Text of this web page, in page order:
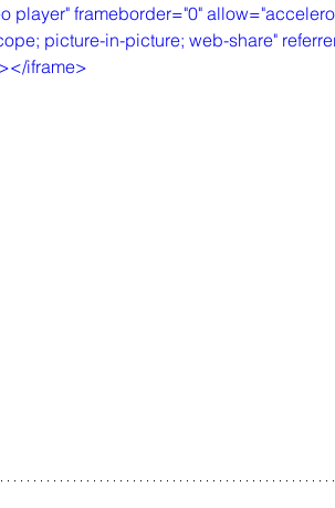
player" frameborder="0"
picture-in-picture; web-share"
iframe>